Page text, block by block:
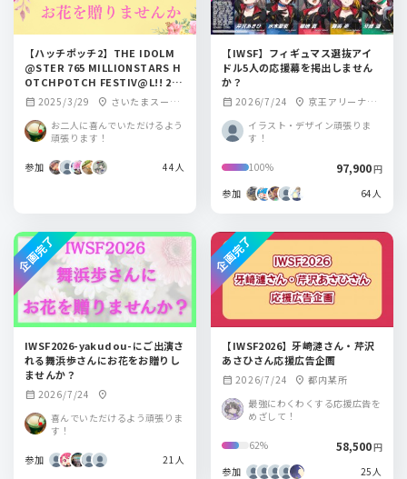
【ハッチポッチ2】THE IDOLM
@STER 765 MILLIONSTARS H
OTCHPOTCH FESTIV@L!! 2 に
ご出演される舞浜歩役、戸田めぐ
みさんにお花を贈りませんか？
calendar_month 2025/3/29 location_on さいたまスーパ
お二人に喜んでいただけるよう
頑張ります！
参加 44人
【IWSF】フィギュマス選抜アイ
ドル5人の応援幕を掲出しません
か？
calendar_month 2026/7/24 location_on 京王アリーナTO
イラスト・デザイン頑張りま
す！
100% 97,900円
参加
64人
IWSF2026-yakudou-にご出演さ
れる舞浜歩さんにお花をお贈りし
ませんか？
calendar_month 2026/7/24 location_on
喜んでいただけるよう頑張りま
す！
参加 21人
企画完了
【IWSF2026】牙崎漣さん・芹沢
あさひさん応援広告企画
calendar_month 2026/7/24 location_on 都内某所
最強にわくわくする応援広告を
めざして！
62% 58,500円
参加
25人
企画完了